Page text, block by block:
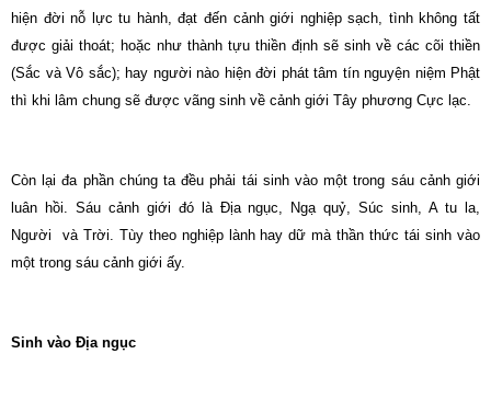
hiện đời nỗ lực tu hành, đạt đến cảnh giới nghiệp sạch, tình không tất
được giải thoát; hoặc như thành tựu thiền định sẽ sinh về các cõi thiền
(Sắc và Vô sắc); hay người nào hiện đời phát tâm tín nguyện niệm Phật
thì khi lâm chung sẽ được vãng sinh về cảnh giới Tây phương Cực lạc.
Còn lại đa phần chúng ta đều phải tái sinh vào một trong sáu cảnh giới
luân hồi. Sáu cảnh giới đó là Địa ngục, Ngạ quỷ, Súc sinh, A tu la,
Người và Trời. Tùy theo nghiệp lành hay dữ mà thần thức tái sinh vào
một trong sáu cảnh giới ấy.
Sinh vào Địa ngục